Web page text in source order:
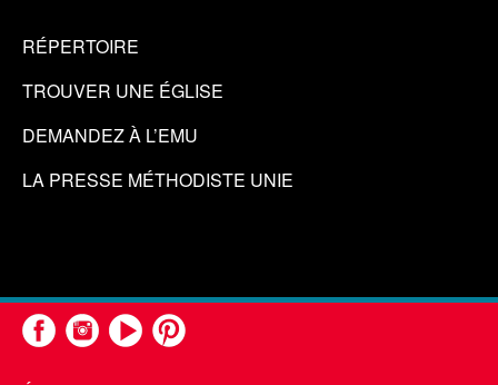
RÉPERTOIRE
TROUVER UNE ÉGLISE
DEMANDEZ À L’EMU
LA PRESSE MÉTHODISTE UNIE